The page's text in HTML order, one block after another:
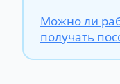
Можно ли
получать